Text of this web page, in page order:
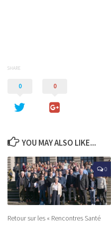
SHARE
0 0
YOU MAY ALSO LIKE...
0
Retour sur les « Rencontres Santé